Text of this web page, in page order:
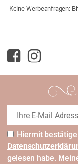
Keine Werbeanfragen:
Hiermit
gelesen habe.